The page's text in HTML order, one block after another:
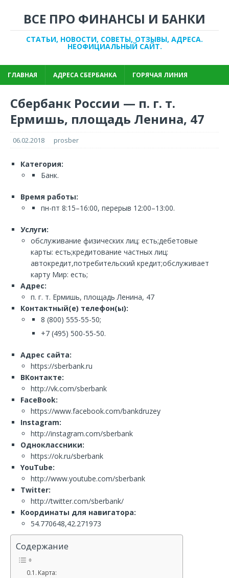
ВСЕ ПРО ФИНАНСЫ И БАНКИ
СТАТЬИ, НОВОСТИ, СОВЕТЫ, ОТЗЫВЫ, АДРЕСА.
НЕОФИЦИАЛЬНЫЙ САЙТ.
ГЛАВНАЯ АДРЕСА СБЕРБАНКА ГОРЯЧАЯ ЛИНИЯ
Сбербанк России — п. г. т.
Ермишь, площадь Ленина, 47
06.02.2018 prosber
Категория:
Банк.
Время работы:
пн-пт 8:15–16:00, перерыв 12:00–13:00.
Услуги:
обслуживание физических лиц: есть;дебетовые
карты: есть;кредитование частных лиц:
автокредит,потребительский кредит;обслуживает
карту Мир: есть;
Адрес:
п. г. т. Ермишь, площадь Ленина, 47
Контактный(е) телефон(ы):
8 (800) 555-55-50;
+7 (495) 500-55-50.
Адрес сайта:
https://sberbank.ru
ВКонтакте:
http://vk.com/sberbank
FaceBook:
https://www.facebook.com/bankdruzey
Instagram:
http://instagram.com/sberbank
Одноклассники:
https://ok.ru/sberbank
YouTube:
http://www.youtube.com/sberbank
Twitter:
http://twitter.com/sberbank/
Координаты для навигатора:
54.770648,42.271973
Содержание
Карта: